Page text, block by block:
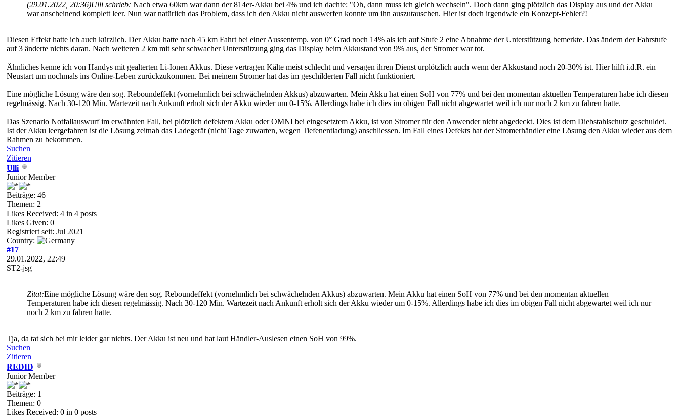
(29.01.2022, 20:36)Ulli schrieb: Nach etwa 60km war dann der 814er-Akku bei 4% und ich dachte: "Oh, dann muss ich gleich wechseln". Doch dann ging plötzlich das Display aus und der Akku
war anscheinend komplett leer. Nun war natürlich das Problem, dass ich den Akku nicht auswerfen konnte um ihn auszutauschen. Hier ist doch irgendwie ein Konzept-Fehler?!
Diesen Effekt hatte ich auch kürzlich. Der Akku hatte nach 45 km Fahrt bei einer Aussentemp. von 0° Grad noch 14% als ich auf Stufe 2 eine Abnahme der Unterstützung bemerkte. Das ändern der Fahrstufe
auf 3 änderte nichts daran. Nach weiteren 2 km mit sehr schwacher Unterstützung ging das Display beim Akkustand von 9% aus, der Stromer war tot.
Ähnliches kenne ich von Handys mit gealterten Li-Ionen Akkus. Diese vertragen Kälte meist schlecht und versagen ihren Dienst urplötzlich auch wenn der Akkustand noch 20-30% ist. Hier hilft i.d.R. ein
Neustart um nochmals ins Online-Leben zurückzukommen. Bei meinem Stromer hat das im geschilderten Fall nicht funktioniert.
Eine mögliche Lösung wäre den sog. Reboundeffekt (vornehmlich bei schwächelnden Akkus) abzuwarten. Mein Akku hat einen SoH von 77% und bei den momentan aktuellen Temperaturen habe ich diesen
regelmässig. Nach 30-120 Min. Wartezeit nach Ankunft erholt sich der Akku wieder um 0-15%. Allerdings habe ich dies im obigen Fall nicht abgewartet weil ich nur noch 2 km zu fahren hatte.
Das Szenario Notfallauswurf im erwähnten Fall, bei plötzlich defektem Akku oder OMNI bei eingesetztem Akku, ist von Stromer für den Anwender nicht abgedeckt. Dies ist dem Diebstahlschutz geschuldet.
Ist der Akku leergefahren ist die Lösung zeitnah das Ladegerät (nicht Tage zuwarten, wegen Tiefenentladung) anschliessen. Im Fall eines Defekts hat der Stromerhändler eine Lösung den Akku wieder aus dem
Rahmen zu bekommen.
Suchen
Zitieren
Ulli
Junior Member
Beiträge: 46
Themen: 2
Likes Received: 4 in 4 posts
Likes Given: 0
Registriert seit: Jul 2021
Country:
#17
29.01.2022, 22:49
ST2-jsg
Zitat:Eine mögliche Lösung wäre den sog. Reboundeffekt (vornehmlich bei schwächelnden Akkus) abzuwarten. Mein Akku hat einen SoH von 77% und bei den momentan aktuellen
Temperaturen habe ich diesen regelmässig. Nach 30-120 Min. Wartezeit nach Ankunft erholt sich der Akku wieder um 0-15%. Allerdings habe ich dies im obigen Fall nicht abgewartet weil ich nur
noch 2 km zu fahren hatte.
Tja, da tat sich bei mir leider gar nichts. Der Akku ist neu und hat laut Händler-Auslesen einen SoH von 99%.
Suchen
Zitieren
REDID
Junior Member
Beiträge: 1
Themen: 0
Likes Received: 0 in 0 posts